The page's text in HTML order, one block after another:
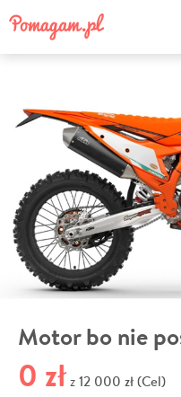
Motor bo nie
0 zł z 12 000 zł (Cel)